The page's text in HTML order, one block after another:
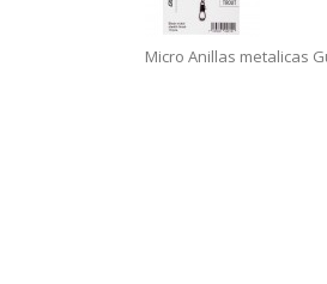
Micro Anillas metalicas